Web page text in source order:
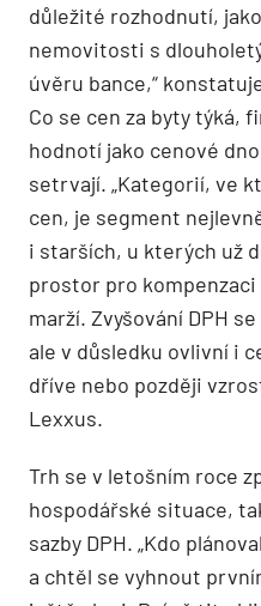
důležité rozhodnutí,
nemovitosti s
úvěru bance,“
Co se cen za byty týká,
hodnotí jako cenové
setrvají. „Kategorií, ve
cen, je segment
i starších, u kterých už
prostor pro kompenzaci
marží. Zvyšování DPH
ale v důsledku ovlivní i
dříve nebo později
Lexxus.
Trh se v letošním roce
hospodářské situace,
sazby DPH. „Kdo
a chtěl se vyhnout